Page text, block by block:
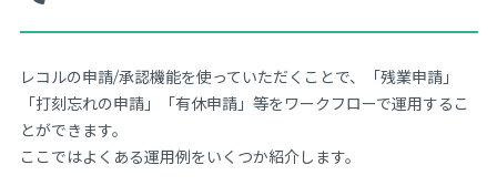
レコルの申請/承認機能を使っていただくことで、「残業申請」
「打刻忘れの申請」「有休申請」等をワークフローで運用するこ
とができます。
ここではよくある運用例をいくつか紹介します。